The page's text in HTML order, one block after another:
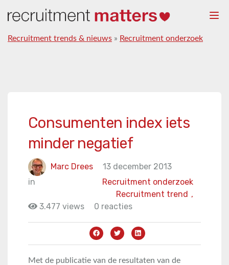
Recruitment trends & nieuws » Recruitment onderzoek
Consumenten index iets
minder negatief
Marc Drees
13 december 2013
in
Recruitment onderzoek
Recruitment trend ,
3.477 views
0 reacties
Met de publicatie van de resultaten van de